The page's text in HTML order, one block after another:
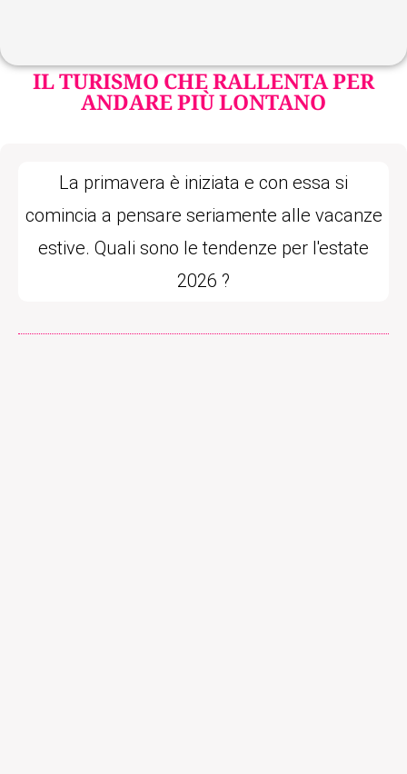
IL TURISMO CHE RALLENTA PER
ANDARE PIÙ LONTANO
La primavera è iniziata e con essa si
comincia a pensare seriamente alle vacanze
estive. Quali sono le tendenze per l'estate
2026 ?